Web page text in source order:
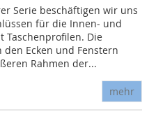
Serie beschäftigen wir uns
für die Innen- und
Taschenprofilen. Die
den Ecken und Fenstern
Rahmen der...
mehr